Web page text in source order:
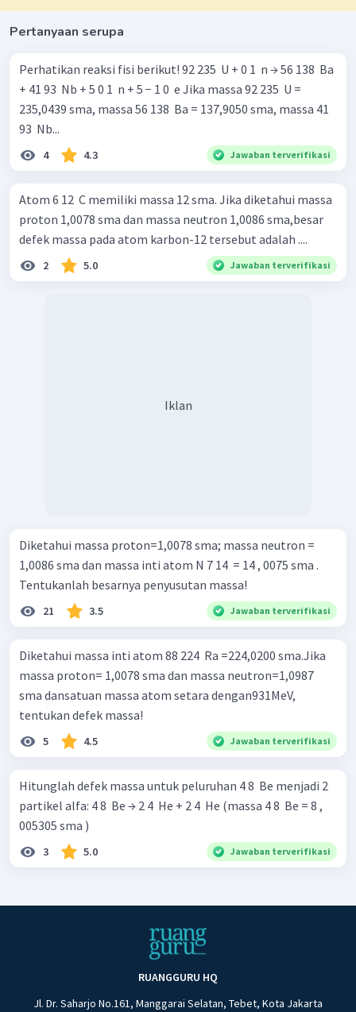
Pertanyaan serupa
Perhatikan reaksi fisi berikut! 92 235 ​ U + 0 1 ​ n → 56 138 ​ Ba
+ 41 93 ​ Nb + 5 0 1 ​ n + 5 − 1 0 ​ e Jika massa 92 235 ​ U =
235,0439 sma, massa 56 138 ​ Ba = 137,9050 sma, massa 41
93 ​ Nb...
4 4.3 Jawaban terverifikasi
Atom 6 12 ​ C memiliki massa 12 sma. Jika diketahui massa
proton 1,0078 sma dan massa neutron 1,0086 sma,besar
defek massa pada atom karbon-12 tersebut adalah ....
2 5.0 Jawaban terverifikasi
Iklan
Diketahui massa proton=1,0078 sma; massa neutron =
1,0086 sma dan massa inti atom N 7 14 ​ = 14 , 0075 sma .
Tentukanlah besarnya penyusutan massa!
21 3.5 Jawaban terverifikasi
Diketahui massa inti atom 88 224 ​ Ra =224,0200 sma.Jika
massa proton= 1,0078 sma dan massa neutron=1,0987
sma dansatuan massa atom setara dengan931MeV,
tentukan defek massa!
5 4.5 Jawaban terverifikasi
Hitunglah defek massa untuk peluruhan 4 8 ​ Be menjadi 2
partikel alfa: 4 8 ​ Be → 2 4 ​ He + 2 4 ​ He (massa 4 8 ​ Be = 8 ,
005305 sma )
3 5.0 Jawaban terverifikasi
RUANGGURU HQ
Jl. Dr. Saharjo No.161, Manggarai Selatan, Tebet, Kota Jakarta